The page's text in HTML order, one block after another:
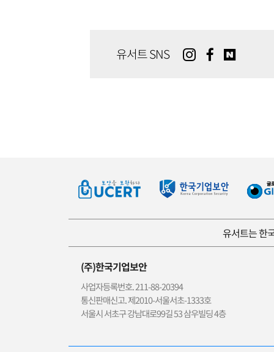
유서트 SNS
유서트는 한
(주)한국기업보안
사업자등록번호. 211-88-20394
통신판매신고. 제2010-서울서초-1333호
서울시 서초구 강남대로99길 53 삼우빌딩 4층